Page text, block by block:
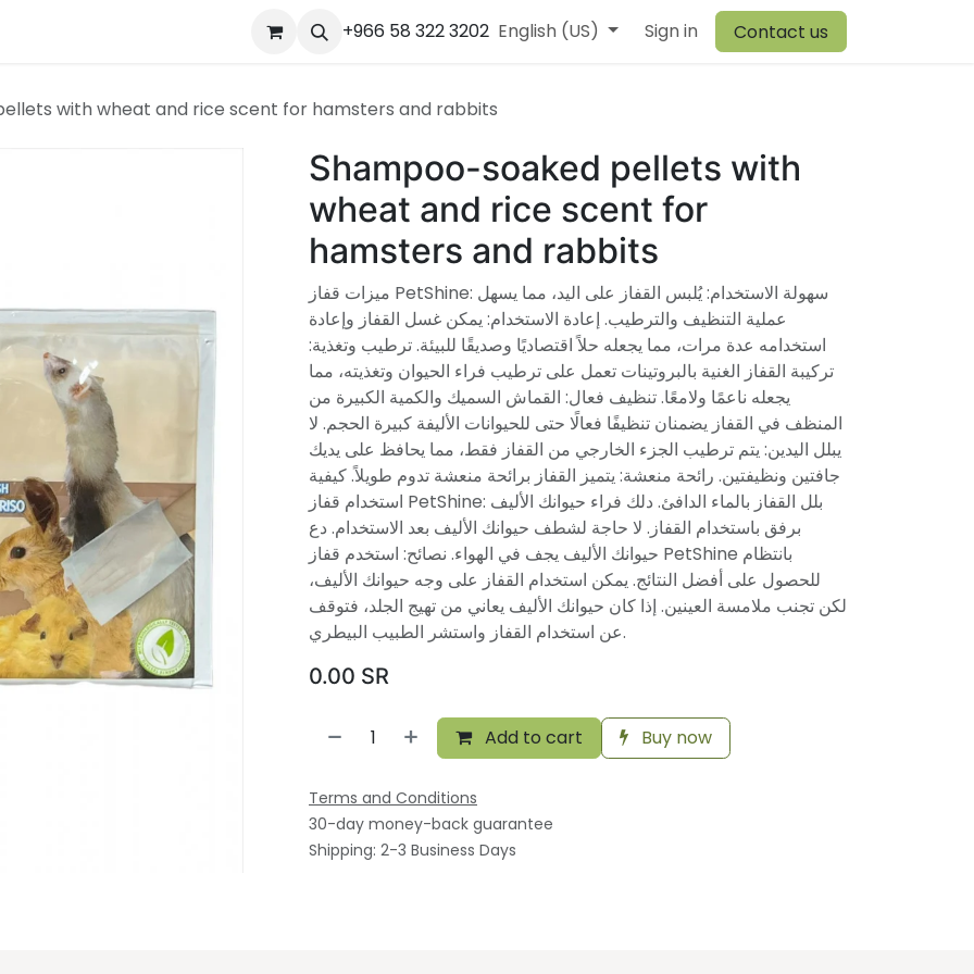
Appointment Jobs Contact us Our Team Browiner Comen Warehouse
+966 58 322 3202 English (US) Sign in Contact us
with wheat and rice scent for hamsters and rabbits
Shampoo-soaked pellets with
wheat and rice scent for
hamsters and rabbits
ميزات قفاز PetShine: سهولة الاستخدام: يُلبس القفاز على اليد، مما يسهل
عملية التنظيف والترطيب. إعادة الاستخدام: يمكن غسل القفاز وإعادة
استخدامه عدة مرات، مما يجعله حلاً اقتصاديًا وصديقًا للبيئة. ترطيب وتغذية:
تركيبة القفاز الغنية بالبروتينات تعمل على ترطيب فراء الحيوان وتغذيته، مما
يجعله ناعمًا ولامعًا. تنظيف فعال: القماش السميك والكمية الكبيرة من
المنظف في القفاز يضمنان تنظيفًا فعالًا حتى للحيوانات الأليفة كبيرة الحجم. لا
يبلل اليدين: يتم ترطيب الجزء الخارجي من القفاز فقط، مما يحافظ على يديك
جافتين ونظيفتين. رائحة منعشة: يتميز القفاز برائحة منعشة تدوم طويلاً. كيفية
استخدام قفاز PetShine: بلل القفاز بالماء الدافئ. دلك فراء حيوانك الأليف
برفق باستخدام القفاز. لا حاجة لشطف حيوانك الأليف بعد الاستخدام. دع
حيوانك الأليف يجف في الهواء. نصائح: استخدم قفاز PetShine بانتظام
للحصول على أفضل النتائج. يمكن استخدام القفاز على وجه حيوانك الأليف،
لكن تجنب ملامسة العينين. إذا كان حيوانك الأليف يعاني من تهيج الجلد، فتوقف
عن استخدام القفاز واستشر الطبيب البيطري.
0.00 SR
Add to cart Buy now
Terms and Conditions
30-day money-back guarantee
Shipping: 2-3 Business Days